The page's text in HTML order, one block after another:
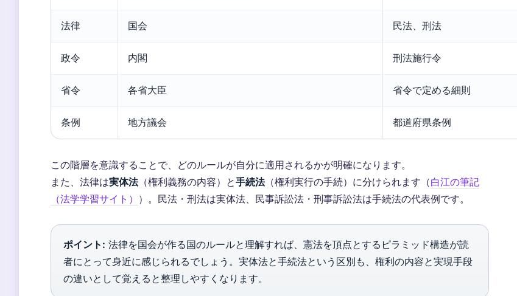
法律 国会 民法、刑法
政令 内閣 刑法施行令
省令 各省大臣 省令で定める細則
条例 地方議会 都道府県条例
この階層を意識することで、どのルールが自分に適用されるかが明確になります。
また、法律は実体法（権利義務の内容）と手続法（権利実行の手続）に分けられます（白江の筆記
（法学学習サイト） ）。民法・刑法は実体法、民事訴訟法・刑事訴訟法は手続法の代表例です。
ポイント: 法律を国会が作る国のルールと理解すれば、憲法を頂点とするピラミッド構造が読
者にとって身近に感じられるでしょう。実体法と手続法という区別も、権利の内容と実現手段
の違いとして覚えると整理しやすくなります。